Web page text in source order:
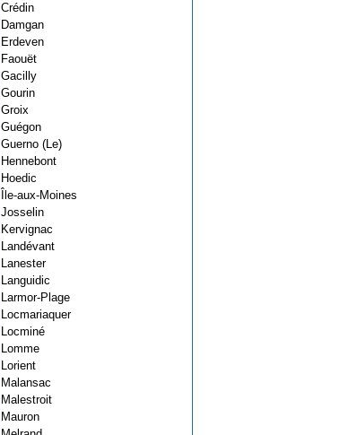
Crédin
Damgan
Erdeven
Faouët
Gacilly
Gourin
Groix
Guégon
Guerno (Le)
Hennebont
Hoedic
Île-aux-Moines
Josselin
Kervignac
Landévant
Lanester
Languidic
Larmor-Plage
Locmariaquer
Locminé
Lomme
Lorient
Malansac
Malestroit
Mauron